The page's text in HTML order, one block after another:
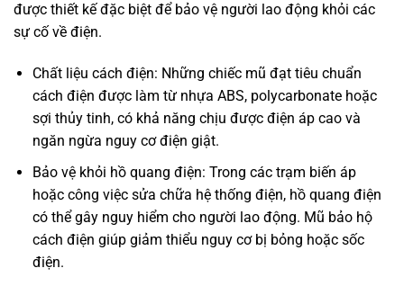
được thiết kế đặc biệt để bảo vệ người lao động khỏi các
sự cố về điện.
Chất liệu cách điện: Những chiếc mũ đạt tiêu chuẩn
cách điện được làm từ nhựa ABS, polycarbonate hoặc
sợi thủy tinh, có khả năng chịu được điện áp cao và
ngăn ngừa nguy cơ điện giật.
Bảo vệ khỏi hồ quang điện: Trong các trạm biến áp
hoặc công việc sửa chữa hệ thống điện, hồ quang điện
có thể gây nguy hiểm cho người lao động. Mũ bảo hộ
cách điện giúp giảm thiểu nguy cơ bị bỏng hoặc sốc
điện.